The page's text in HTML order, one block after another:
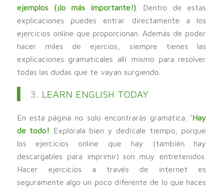
ejemplos (¡lo más importante!) . Dentro de estas
explicaciones puedes entrar directamente a los
ejercicios online que proporcionan. Además de poder
hacer miles de ejercios, siempre tienes las
explicaciones gramaticales allí mismo para resolver
todas las dudas que te vayan surgiendo.
3. LEARN ENGLISH TODAY
En esta página no solo encontrarás gramática. ‘Hay
de todo! Explórala bien y dedícale tiempo, porque
los ejercicios online que hay (también hay
descargables para imprimir) son muy entretenidos.
Hacer ejercicios a través de internet es
seguramente algo un poco diferente de lo que haces